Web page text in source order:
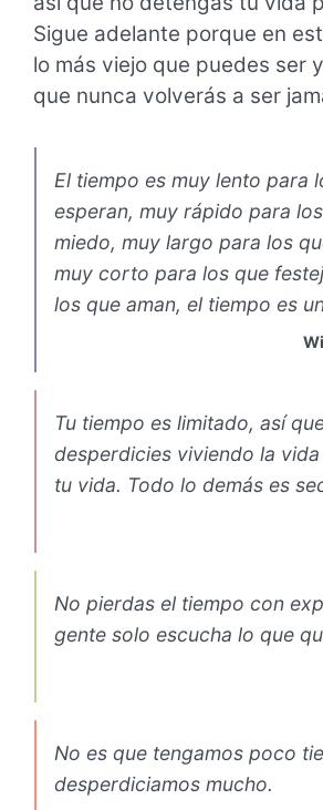
Sigue adelante porque en
lo más viejo que puedes ser
que nunca volverás a ser
El tiempo es muy lento para
esperan, muy rápido para
miedo, muy largo para los
muy corto para los que
los que aman, el tiempo es
Tu tiempo es limitado, así
desperdicies viviendo la
tu vida. Todo lo demás es
No pierdas el tiempo con
gente solo escucha lo que
No es que tengamos poco
desperdiciamos mucho.